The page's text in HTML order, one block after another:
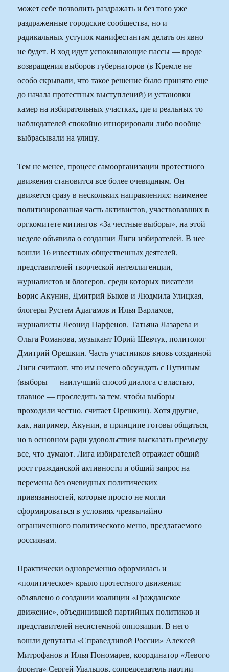
может себе позволить раздражать и без того уже
раздраженные городские сообщества, но и
радикальных уступок манифестантам делать он явно
не будет. В ход идут успокаивающие пассы — вроде
возвращения выборов губернаторов (в Кремле не
особо скрывали, что такое решение было принято еще
до начала протестных выступлений) и установки
камер на избирательных участках, где и реальных-то
наблюдателей спокойно игнорировали либо вообще
выбрасывали на улицу.
Тем не менее, процесс самоорганизации протестного
движения становится все более очевидным. Он
движется сразу в нескольких направлениях: наименее
политизированная часть активистов, участвовавших в
оргкомитете митингов «За честные выборы», на этой
неделе объявила о создании Лиги избирателей. В нее
вошли 16 известных общественных деятелей,
представителей творческой интеллигенции,
журналистов и блогеров, среди которых писатели
Борис Акунин, Дмитрий Быков и Людмила Улицкая,
блогеры Рустем Адагамов и Илья Варламов,
журналисты Леонид Парфенов, Татьяна Лазарева и
Ольга Романова, музыкант Юрий Шевчук, политолог
Дмитрий Орешкин. Часть участников вновь созданной
Лиги считают, что им нечего обсуждать с Путиным
(выборы — наилучший способ диалога с властью,
главное — проследить за тем, чтобы выборы
проходили честно, считает Орешкин). Хотя другие,
как, например, Акунин, в принципе готовы общаться,
но в основном ради удовольствия высказать премьеру
все, что думают. Лига избирателей отражает общий
рост гражданской активности и общий запрос на
перемены без очевидных политических
привязанностей, которые просто не могли
сформироваться в условиях чрезвычайно
ограниченного политического меню, предлагаемого
россиянам.
Практически одновременно оформилась и
«политическое» крыло протестного движения:
объявлено о создании коалиции «Гражданское
движение», объединившей партийных политиков и
представителей несистемной оппозиции. В него
вошли депутаты «Справедливой России» Алексей
Митрофанов и Илья Пономарев, координатор «Левого
фронта» Сергей Удальцов, сопредседатель партии